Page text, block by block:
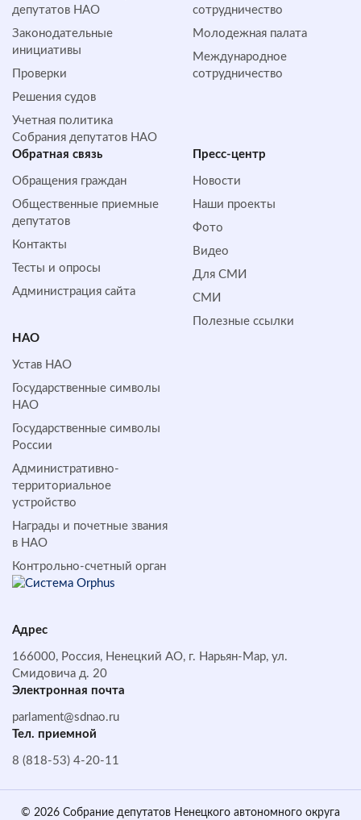
депутатов НАО
Законодательные
инициативы
Проверки
Решения судов
Учетная политика
Собрания депутатов НАО
сотрудничество
Молодежная палата
Международное
сотрудничество
Обратная cвязь
Обращения граждан
Общественные приемные
депутатов
Контакты
Тесты и опросы
Администрация сайта
Пресс-центр
Новости
Наши проекты
Фото
Видео
Для СМИ
СМИ
Полезные ссылки
НАО
Устав НАО
Государственные символы
НАО
Государственные символы
России
Административно-
территориальное
устройство
Награды и почетные звания
в НАО
Контрольно-счетный орган
Адрес
166000, Россия, Ненецкий АО, г. Нарьян-Мар, ул.
Смидовича д. 20
Электронная почта
parlament@sdnao.ru
Тел. приемной
8 (818-53) 4-20-11
© 2026 Собрание депутатов Ненецкого автономного округа